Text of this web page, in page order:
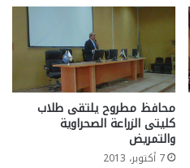
محافظ مطروح يلتقى طلاب
كليتى الزراعة الصحراوية
والتمريض
7 أكتوبر، 2013